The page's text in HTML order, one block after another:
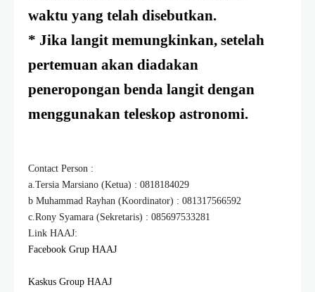
waktu yang telah disebutkan.
* Jika langit memungkinkan, setelah
pertemuan akan diadakan
peneropongan benda langit dengan
menggunakan teleskop astronomi.
Contact Person :
a.Tersia Marsiano (Ketua) : 0818184029
b Muhammad Rayhan (Koordinator) : 081317566592
c.Rony Syamara (Sekretaris) : 085697533281
Link HAAJ:
Facebook Grup HAAJ
Kaskus Group HAAJ